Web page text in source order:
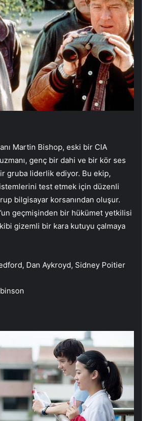
Martin Bishop, eski bir CIA
genç bir dahi ve bir kör ses
gruba liderlik ediyor. Bu ekip,
test etmek için düzenli
bilgisayar korsanından oluşur.
geçmişinden bir hükümet yetkilisi
gizemli bir kara kutuyu çalmaya
Dan Aykroyd, Sidney Poitier